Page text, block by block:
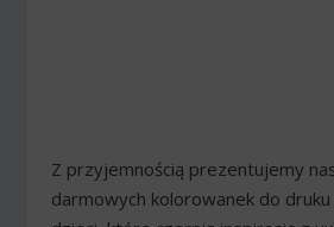
Z przyjemnością prezentujemy
darmowych kolorowanek do druku